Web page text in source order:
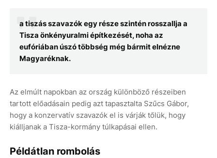
a tiszás szavazók egy része szintén rosszallja a
Tisza önkényuralmi építkezését, noha az
eufóriában úszó többség még bármit elnézne
Magyaréknak.
Az elmúlt napokban az ország különböző részeiben
tartott előadásain pedig azt tapasztalta Szűcs Gábor,
hogy a konzervatív szavazók el is várják tőlük, hogy
kiálljanak a Tisza-kormány túlkapásai ellen.
Példátlan rombolás